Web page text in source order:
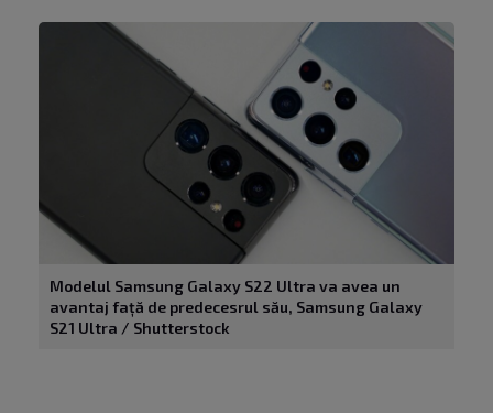
Modelul Samsung Galaxy S22 Ultra va avea un
avantaj față de predecesrul său, Samsung Galaxy
S21 Ultra / Shutterstock